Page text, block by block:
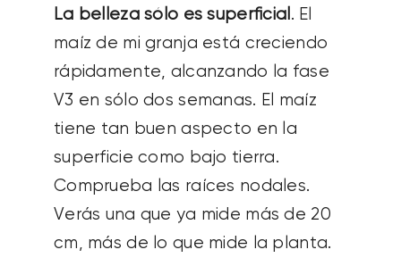
La belleza sólo es superficial . El
maíz de mi granja está creciendo
rápidamente, alcanzando la fase
V3 en sólo dos semanas. El maíz
tiene tan buen aspecto en la
superficie como bajo tierra.
Comprueba las raíces nodales.
Verás una que ya mide más de 20
cm, más de lo que mide la planta.